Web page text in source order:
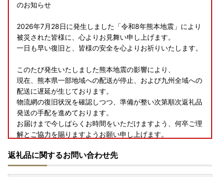
のお知らせ
2026年7月28日に発生しました「令和8年熊本地震」により
被災された皆様に、心よりお見舞い申し上げます。
一日も早い復旧と、皆様の安全を心よりお祈りいたします。
このたび発生いたしました熊本地震の影響により、
現在、熊本県一部地域への配送が停止、および九州全域への
配送に遅延が生じております。
物流網の復旧状況を確認しつつ、準備が整い次第順次返礼品
発送の手配を進めております。
お届けまで今しばらくお時間をいただけますよう、何卒ご理
解とご協力を賜りますようお願い申し上げます。
返礼品に関するお問い合わせ先